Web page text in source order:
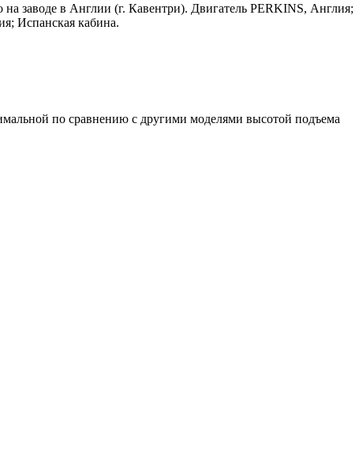
заводе в Англии (г. Кавентри). Двигатель PERKINS, Англия;
Испанская кабина.
по сравнению с другими моделями высотой подъема